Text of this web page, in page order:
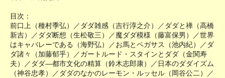
目次：
前口上（種村季弘）／ダダ雑感（吉行淳之介）／ダダと禅（高橋
新吉）／ダダ断想（生松敬三）／魔ダダ模様（藤富保男）／世界
はキャバレーである（海野弘）／お馬とペガサス（池内紀）／ダ
ダ諸々（加藤郁乎）／ガートルード・スタインとダダ（金関寿
夫）／ダダ―都市文化の精算（鈴木志郎康）／日本のダダイズム
（神谷忠孝）／ダダのなかのレーモン・ルッセル（岡谷公二）／